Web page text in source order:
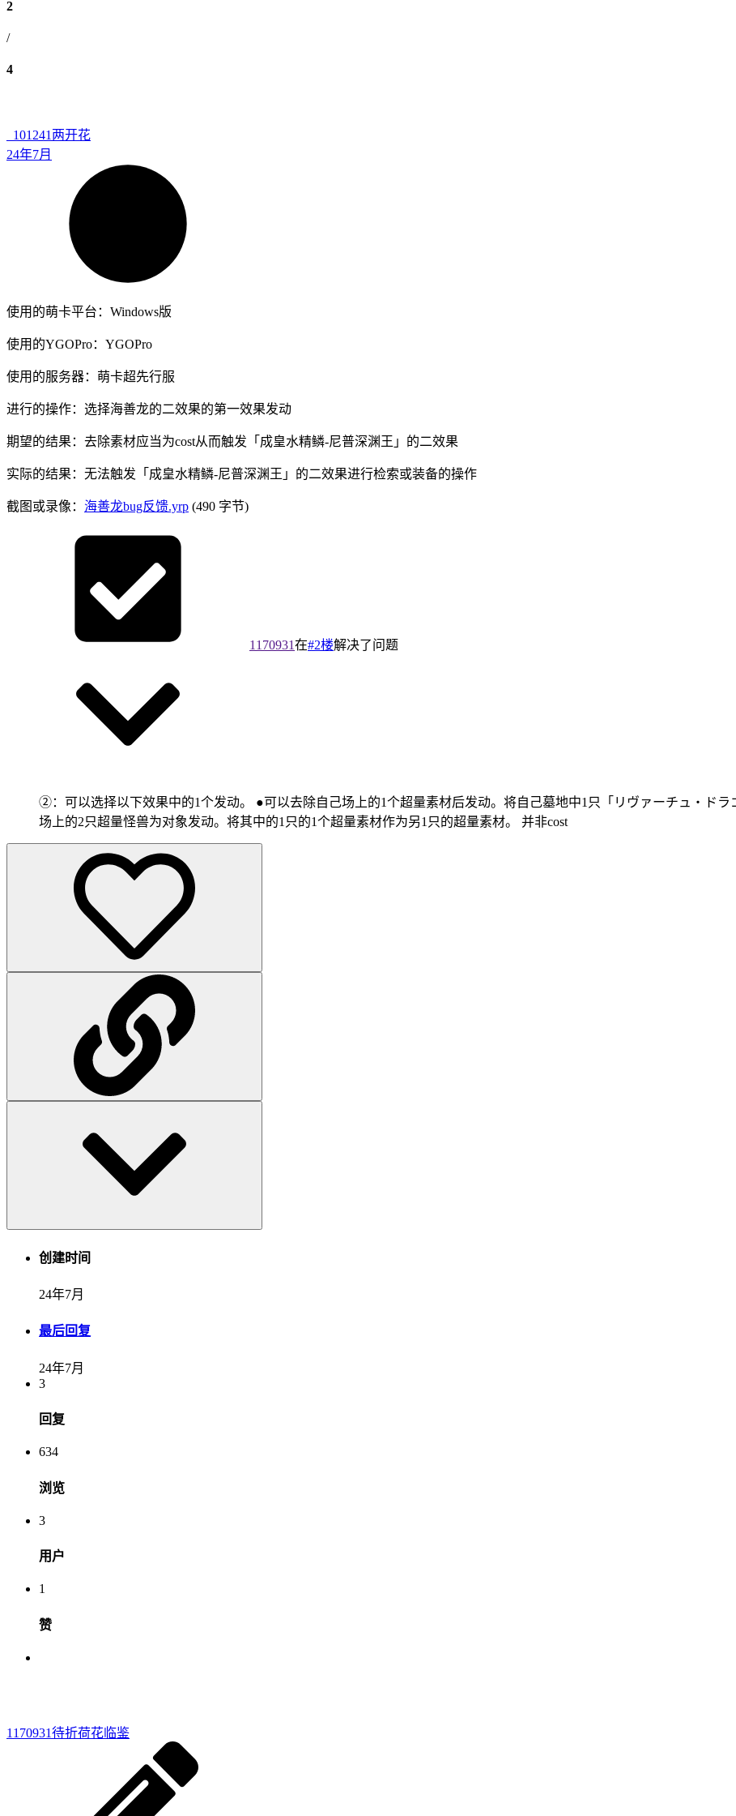
2
/
4
_101241 两开花
24年7月
使用的萌卡平台：Windows版
使用的YGOPro：YGOPro
使用的服务器：萌卡超先行服
进行的操作：选择海善龙的二效果的第一效果发动
期望的结果：去除素材应当为cost从而触发「成皇水精鳞-尼普深渊王」的二效果
实际的结果：无法触发「成皇水精鳞-尼普深渊王」的二效果进行检索或装备的操作
截图或录像： 海善龙bug反馈.yrp (490 字节)
1170931在#2楼解决了问题
②：可以选择以下效果中的1个发动。 ●可以去除自己场上的1个超量素材后发动。将自己墓地中1只「リヴァーチュ・ドラ
场上的2只超量怪兽为对象发动。将其中的1只的1个超量素材作为另1只的超量素材。 并非cost
创建时间
24年7月
最后回复
24年7月
3
回复
634
浏览
3
用户
1
赞
1170931待折荷花临鉴